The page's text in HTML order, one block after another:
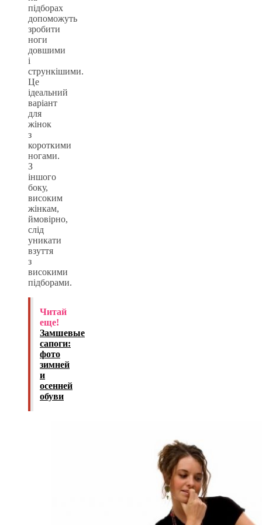
підборах
допоможуть
зробити
ноги
довшими
і
стрункішими.
Це
ідеальний
варіант
для
жінок
з
короткими
ногами.
З
іншого
боку,
високим
жінкам,
ймовірно,
слід
уникати
взуття
з
високими
підборами.
Читай
еще!
Замшевые
сапоги:
фото
зимней
и
осенней
обуви